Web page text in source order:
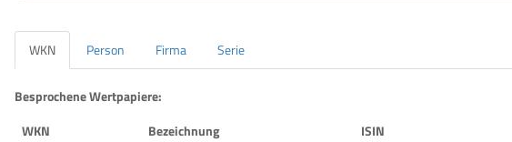
WKN Person Firma Serie
Besprochene Wertpapiere:
WKN
Bezeichnung
ISIN